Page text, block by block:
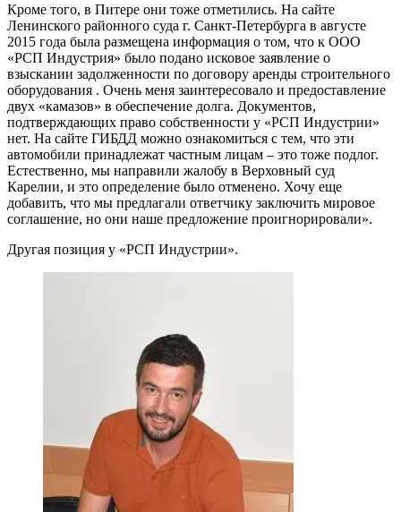
Кроме того, в Питере они тоже отметились. На сайте
Ленинского районного суда г. Санкт-Петербурга в августе
2015 года была размещена информация о том, что к ООО
«РСП Индустрия» было подано исковое заявление о
взыскании задолженности по договору аренды строительного
оборудования . Очень меня заинтересовало и предоставление
двух «камазов» в обеспечение долга. Документов,
подтверждающих право собственности у «РСП Индустрии»
нет. На сайте ГИБДД можно ознакомиться с тем, что эти
автомобили принадлежат частным лицам – это тоже подлог.
Естественно, мы направили жалобу в Верховный суд
Карелии, и это определение было отменено. Хочу еще
добавить, что мы предлагали ответчику заключить мировое
соглашение, но они наше предложение проигнорировали».
Другая позиция у «РСП Индустрии».